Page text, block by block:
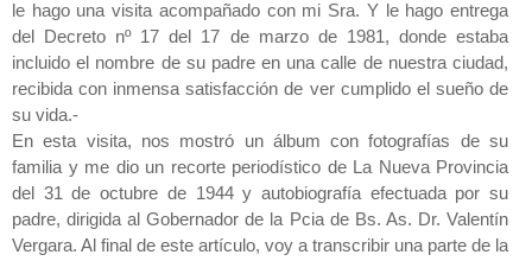
le hago una visita acompañado con mi Sra. Y le hago entrega
del Decreto nº 17 del 17 de marzo de 1981, donde estaba
incluido el nombre de su padre en una calle de nuestra ciudad,
recibida con inmensa satisfacción de ver cumplido el sueño de
su vida.-
En esta visita, nos mostró un álbum con fotografías de su
familia y me dio un recorte periodístico de La Nueva Provincia
del 31 de octubre de 1944 y autobiografía efectuada por su
padre, dirigida al Gobernador de la Pcia de Bs. As. Dr. Valentín
Vergara. Al final de este artículo, voy a transcribir una parte de la